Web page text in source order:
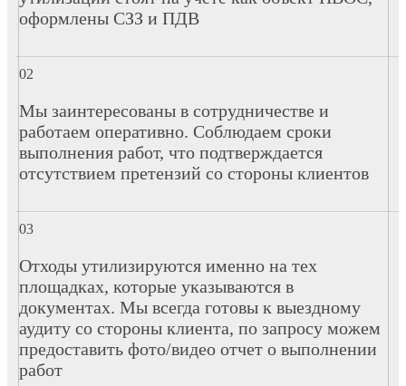
оформлены СЗЗ и ПДВ
Мы заинтересованы в сотрудничестве и
работаем оперативно. Соблюдаем сроки
выполнения работ, что подтверждается
отсутствием претензий со стороны клиентов
Отходы утилизируются именно на тех
площадках, которые указываются в
документах. Мы всегда готовы к выездному
аудиту со стороны клиента, по запросу можем
предоставить фото/видео отчет о выполнении
работ